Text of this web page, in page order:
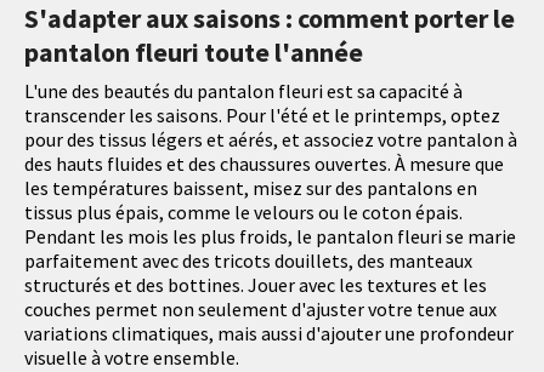
S'adapter aux saisons : comment porter le
pantalon fleuri toute l'année
L'une des beautés du pantalon fleuri est sa capacité à
transcender les saisons. Pour l'été et le printemps, optez
pour des tissus légers et aérés, et associez votre pantalon à
des hauts fluides et des chaussures ouvertes. À mesure que
les températures baissent, misez sur des pantalons en
tissus plus épais, comme le velours ou le coton épais.
Pendant les mois les plus froids, le pantalon fleuri se marie
parfaitement avec des tricots douillets, des manteaux
structurés et des bottines. Jouer avec les textures et les
couches permet non seulement d'ajuster votre tenue aux
variations climatiques, mais aussi d'ajouter une profondeur
visuelle à votre ensemble.